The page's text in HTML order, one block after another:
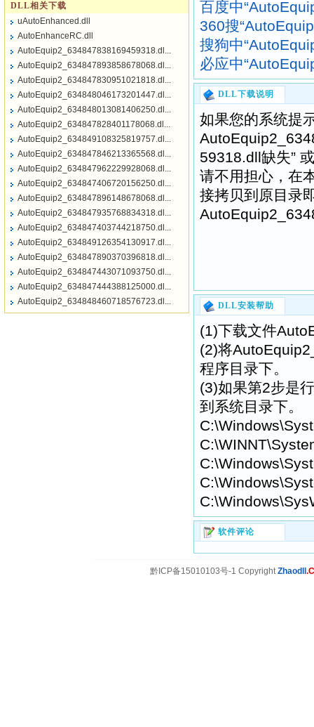
百度中
360搜
搜狗中
必应中
DLL下载说明
如果您的系统提
59318.dll缺失”
请不用担心，在
接拷贝到原目录
DLL安装帮助
(1)下载文件
(2)将
程序目录下。
(3)如果第2步是
到系统目录下。
软件评论
DLL相关下载
uAutoEnhanced.dll
AutoEnhanceRC.dll
AutoEquip2_634847838169459318.dl...
AutoEquip2_634847893858678068.dl...
AutoEquip2_634847830951021818.dl...
AutoEquip2_634848046173201447.dl...
AutoEquip2_634848013081406250.dl...
AutoEquip2_634847828401178068.dl...
AutoEquip2_634849108325819757.dl...
AutoEquip2_634847846213365568.dl...
AutoEquip2_634847962229928068.dl...
AutoEquip2_634847406720156250.dl...
AutoEquip2_634847896148678068.dl...
AutoEquip2_634847935768834318.dl...
AutoEquip2_634847403744218750.dl...
AutoEquip2_634849126354130917.dl...
AutoEquip2_634847890370396818.dl...
AutoEquip2_634847443071093750.dl...
AutoEquip2_634847444388125000.dl...
AutoEquip2_634848460718576723.dl...
黔ICP备15010103号-1 CopyrightZhaodll